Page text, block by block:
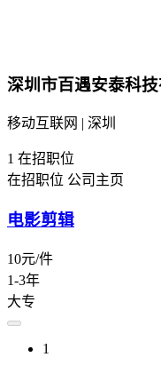
深圳市百遇安泰科技
移动互联网 | 深圳
1 在招职位
在招职位 公司主页
电影剪辑
10元/件
1-3年
大专
1